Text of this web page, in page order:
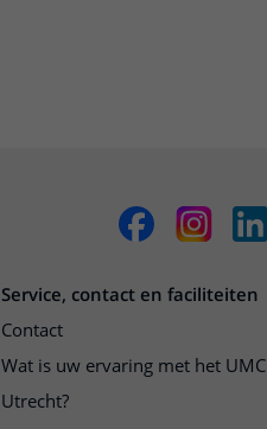
Service, contact en faciliteiten
Contact
Wat is uw ervaring met het UMC
Utrecht?